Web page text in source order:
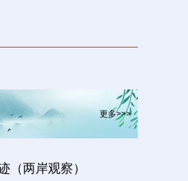
更多>>>
（两岸观察）